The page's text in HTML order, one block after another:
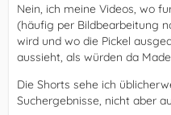
Nein, ich meine Videos, wo
(häufig per Bildbearbeitung
wird und wo die Pickel
aussieht, als würden da
Die Shorts sehe ich
Suchergebnisse, nicht aber